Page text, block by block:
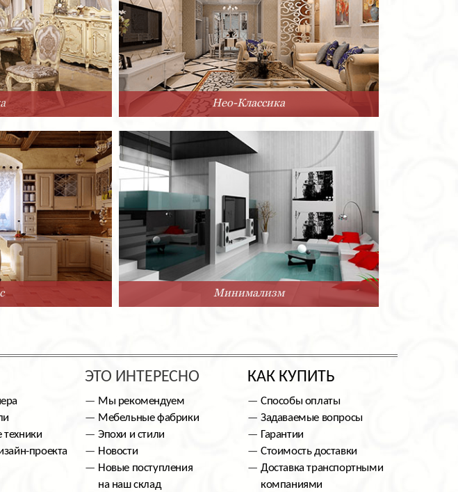
Нео-Классика
Минимализм
проекта
ЭТО ИНТЕРЕСНО
Мы рекомендуем
Мебельные фабрики
Эпохи и стили
Новости
Новые поступления
на наш склад
КАК КУПИТЬ
Способы оплаты
Задаваемые вопросы
Гарантии
Стоимость доставки
Доставка транспортными
компаниями